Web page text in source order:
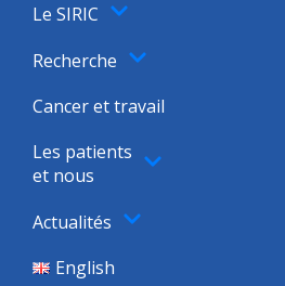
Le SIRIC
Recherche
Cancer et travail
Les patients
et nous
Actualités
English